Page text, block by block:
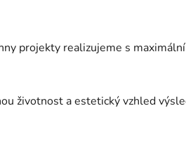
projekty realizujeme s
životnost a estetický vzhled